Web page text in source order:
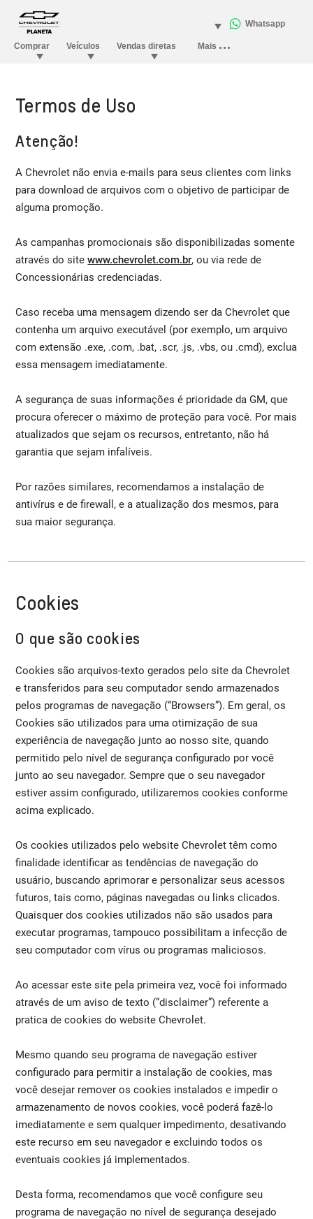
Termos de Uso
Atenção!
A Chevrolet não envia e-mails para seus clientes com links
para download de arquivos com o objetivo de participar de
alguma promoção.
As campanhas promocionais são disponibilizadas somente
através do sitewww.chevrolet.com.br, ou via rede de
Concessionárias credenciadas.
Caso receba uma mensagem dizendo ser da Chevrolet que
contenha um arquivo executável (por exemplo, um arquivo
com extensão .exe, .com, .bat, .scr, .js, .vbs, ou .cmd), exclua
essa mensagem imediatamente.
A segurança de suas informações é prioridade da GM, que
procura oferecer o máximo de proteção para você. Por mais
atualizados que sejam os recursos, entretanto, não há
garantia que sejam infalíveis.
Por razões similares, recomendamos a instalação de
antivírus e de firewall, e a atualização dos mesmos, para
sua maior segurança.
Cookies
O que são cookies
Cookies são arquivos-texto gerados pelo site da Chevrolet
e transferidos para seu computador sendo armazenados
pelos programas de navegação (“Browsers”). Em geral, os
Cookies são utilizados para uma otimização de sua
experiência de navegação junto ao nosso site, quando
permitido pelo nível de segurança configurado por você
junto ao seu navegador. Sempre que o seu navegador
estiver assim configurado, utilizaremos cookies conforme
acima explicado.
Os cookies utilizados pelo website Chevrolet têm como
finalidade identificar as tendências de navegação do
usuário, buscando aprimorar e personalizar seus acessos
futuros, tais como, páginas navegadas ou links clicados.
Quaisquer dos cookies utilizados não são usados para
executar programas, tampouco possibilitam a infecção de
seu computador com vírus ou programas maliciosos.
Ao acessar este site pela primeira vez, você foi informado
através de um aviso de texto (“disclaimer”) referente a
pratica de cookies do website Chevrolet.
Mesmo quando seu programa de navegação estiver
configurado para permitir a instalação de cookies, mas
você desejar remover os cookies instalados e impedir o
armazenamento de novos cookies, você poderá fazê-lo
imediatamente e sem qualquer impedimento, desativando
este recurso em seu navegador e excluindo todos os
eventuais cookies já implementados.
Desta forma, recomendamos que você configure seu
programa de navegação no nível de segurança desejado